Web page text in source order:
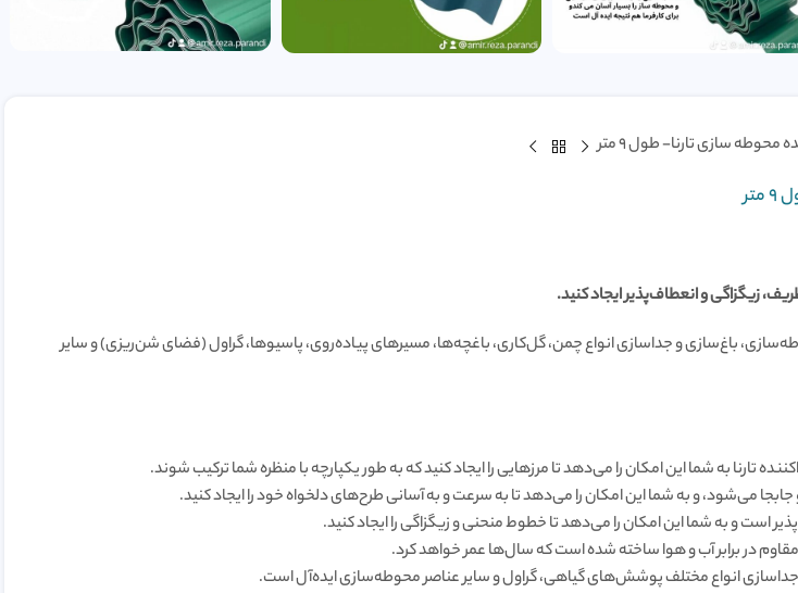
محوطه سازی تارنا- طول ۹ متر
زیگزاگی و انعطاف‌پذیر ایجاد کنید.
باغ‌سازی و جداسازی انواع چمن، گل‌کاری، باغچه‌ها، مسیرهای پیاده‌روی، پاسیوها، گراول (فضای شن‌ریزی) و سایر
تارنا به شما این امکان را می‌دهد تا مرزهایی را ایجاد کنید که به طور یکپارچه با منظره شما ترکیب شوند.
می‌شود، و به شما این امکان را می‌دهد تا به سرعت و به آسانی طرح‌های دلخواه خود را ایجاد کنید.
است و به شما این امکان را می‌دهد تا خطوط منحنی و زیگزاگی را ایجاد کنید.
در برابر آب و هوا ساخته شده است که سال‌ها عمر خواهد کرد.
جداسازی انواع مختلف پوشش‌های گیاهی، گراول و سایر عناصر محوطه‌سازی ایده‌آل است.